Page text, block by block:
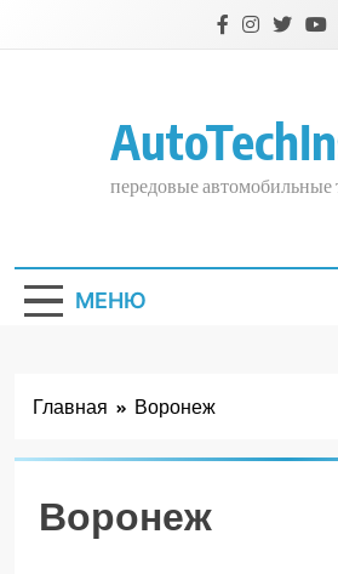
передовые автомобильные
МЕНЮ
Главная Воронеж
Воронеж